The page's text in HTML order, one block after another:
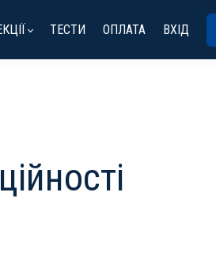
ТЕСТИ ОПЛАТА ВХІД